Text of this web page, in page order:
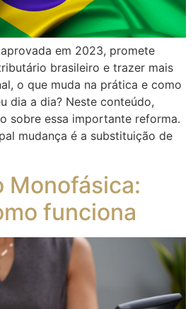
em 2023, promete
brasileiro e trazer mais
o que muda na prática e como
dia a dia? Neste conteúdo,
sobre essa importante reforma.
mudança é a substituição de
Monofásica:
funciona